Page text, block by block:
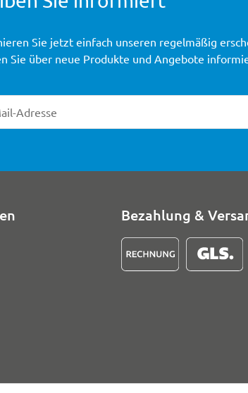
Registrierung
Sie jetzt einfach unseren regelmäßig
Sie über neue Produkte und Angebote
Bezahlung &